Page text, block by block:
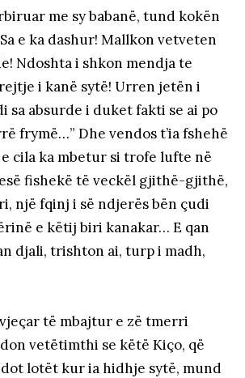
me sy babanë, tund kokën
e ka dashur! Mallkon vetveten
Ndoshta i shkon mendja te
i kanë sytë! Urren jetën i
sa absurde i duket fakti se ai po
frymë…” Dhe vendos t’ia fshehë
cila ka mbetur si trofe lufte në
fishekë të veckël gjithë-gjithë,
një fqinj i së ndjerës bën çudi
e këtij biri kanakar… E qan
djali, trishton ai, turp i madh,
të mbajtur e zë tmerri
vetëtimthi se këtë Kiço, që
dot lotët kur ia hidhje sytë, mund